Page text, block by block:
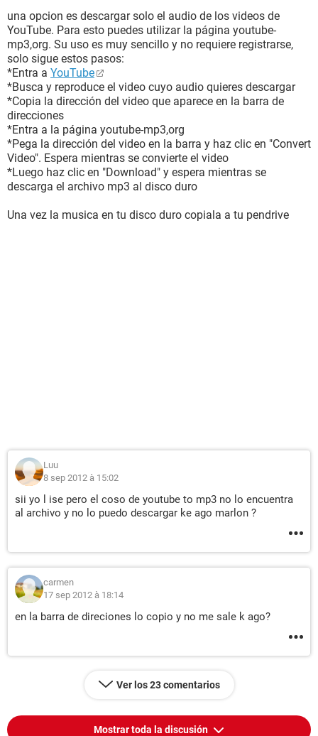
una opcion es descargar solo el audio de los videos de
YouTube. Para esto puedes utilizar la página youtube-
mp3,org. Su uso es muy sencillo y no requiere registrarse,
solo sigue estos pasos:
*Entra a YouTube
*Busca y reproduce el video cuyo audio quieres descargar
*Copia la dirección del video que aparece en la barra de
direcciones
*Entra a la página youtube-mp3,org
*Pega la dirección del video en la barra y haz clic en "Convert
Video". Espera mientras se convierte el video
*Luego haz clic en "Download" y espera mientras se
descarga el archivo mp3 al disco duro
Una vez la musica en tu disco duro copiala a tu pendrive
Luu
8 sep 2012 à 15:02
sii yo l ise pero el coso de youtube to mp3 no lo encuentra
al archivo y no lo puedo descargar ke ago marlon ?
carmen
17 sep 2012 à 18:14
en la barra de direciones lo copio y no me sale k ago?
Ver los 23 comentarios
Mostrar toda la discusión